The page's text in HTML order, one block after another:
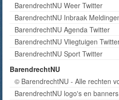
BarendrechtNU Weer Twitter
BarendrechtNU Inbraak
BarendrechtNU Agenda Twitter
BarendrechtNU Vliegtuigen
BarendrechtNU Sport Twitter
BarendrechtNU
© BarendrechtNU - Alle rechten
BarendrechtNU logo's en banners